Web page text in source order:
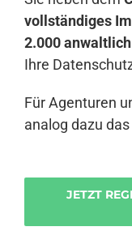
vollständiges
2.000
Ihre
Für Agenturen
analog dazu das
JETZT